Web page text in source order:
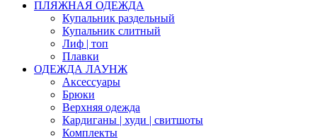
ПЛЯЖНАЯ ОДЕЖДА
Купальник раздельный
Купальник слитный
Лиф | топ
Плавки
ОДЕЖДА ЛАУНЖ
Аксессуары
Брюки
Верхняя одежда
Кардиганы | худи | свитшоты
Комплекты